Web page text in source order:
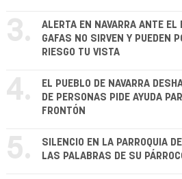
3.
ALERTA EN NAVARRA ANTE
GAFAS NO SIRVEN Y PUEDEN
RIESGO TU VISTA
4.
EL PUEBLO DE NAVARRA
DE PERSONAS PIDE AYUDA
FRONTÓN
5.
SILENCIO EN LA PARROQUIA
LAS PALABRAS DE SU